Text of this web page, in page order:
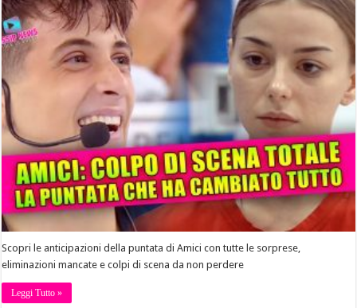
Scopri le anticipazioni della puntata di Amici con tutte le sorprese,
eliminazioni mancate e colpi di scena da non perdere
Leggi Tutto »